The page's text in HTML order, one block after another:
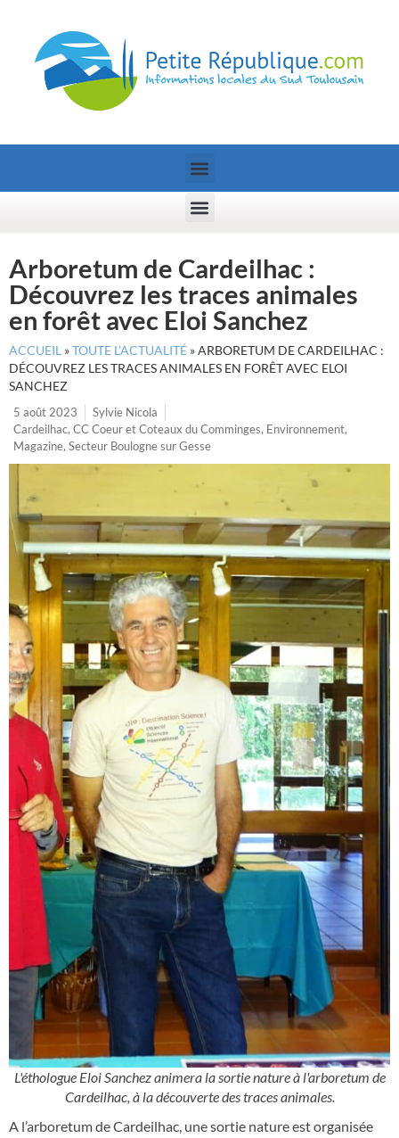
Arboretum de Cardeilhac :
Découvrez les traces animales
en forêt avec Eloi Sanchez
ACCUEIL »TOUTE L’ACTUALITÉ »ARBORETUM DE CARDEILHAC :
DÉCOUVREZ LES TRACES ANIMALES EN FORÊT AVEC ELOI
SANCHEZ
5 août 2023
Sylvie Nicola
Cardeilhac, CC Coeur et Coteaux du Comminges, Environnement,
Magazine, Secteur Boulogne sur Gesse
L'éthologue Eloi Sanchez animera la sortie nature à l'arboretum de
Cardeilhac, à la découverte des traces animales.
A l’arboretum de Cardeilhac, une sortie nature est organisée